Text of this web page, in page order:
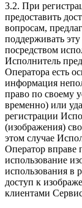
3.2. При
предоставить
вопросам,
поддерживать
посредством
Исполнитель
Оператора есть
информация
право по своему
временно) или
регистрации
(изображения)
этом случае
Оператор вправе
использование
использования в
доступ к
клиентами